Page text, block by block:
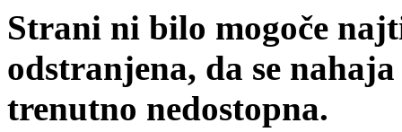
Strani ni bilo mogoče
odstranjena, da se
trenutno nedostopna.